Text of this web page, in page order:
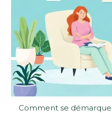
Comment se